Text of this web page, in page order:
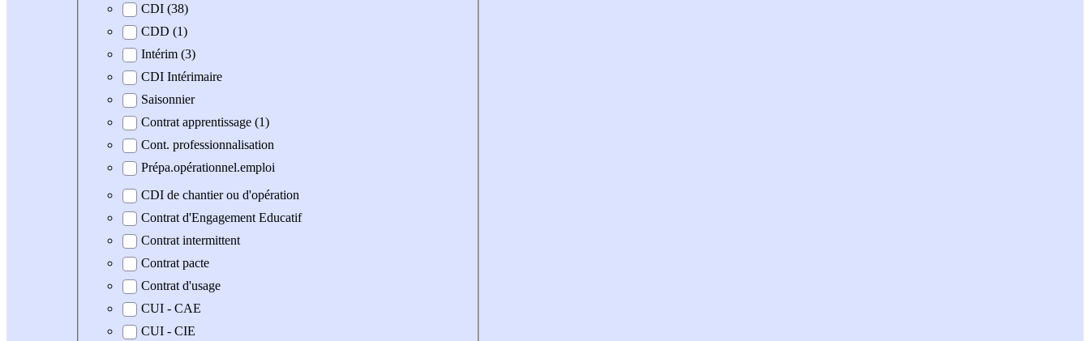
Type de contratCDI (38)
CDD (1)
Intérim (3)
CDI Intérimaire
Saisonnier
Contrat apprentissage (1)
Cont. professionnalisation
Prépa.opérationnel.emploi
CDI de chantier ou d'opération
Contrat d'Engagement Educatif
Contrat intermittent
Contrat pacte
Contrat d'usage
CUI - CAE
CUI - CIE